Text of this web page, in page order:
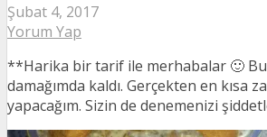
Şubat 4, 2017
Yorum Yap
**Harika bir tarif ile merhabalar 🙂 Bu
damağımda kaldı. Gerçekten en kısa
yapacağım. Sizin de denemenizi